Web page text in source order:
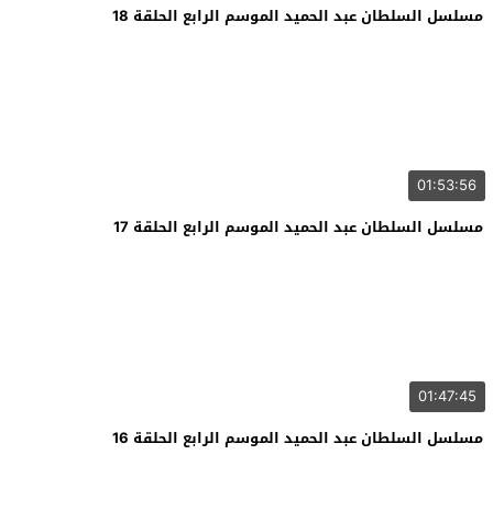
مسلسل السلطان عبد الحميد الموسم الرابع الحلقة 18
01:53:56
مسلسل السلطان عبد الحميد الموسم الرابع الحلقة 17
01:47:45
مسلسل السلطان عبد الحميد الموسم الرابع الحلقة 16